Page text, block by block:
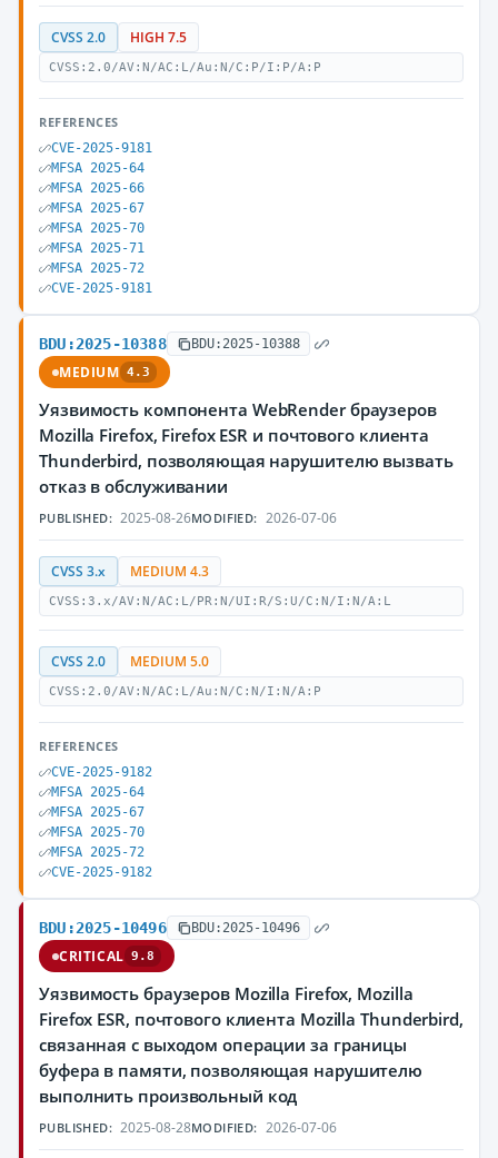
CVSS 2.0 HIGH 7.5
CVSS:2.0/AV:N/AC:L/Au:N/C:P/I:P/A:P
REFERENCES
CVE-2025-9181
MFSA 2025-64
MFSA 2025-66
MFSA 2025-67
MFSA 2025-70
MFSA 2025-71
MFSA 2025-72
CVE-2025-9181
BDU:2025-10388 BDU:2025-10388
MEDIUM 4.3
Уязвимость компонента WebRender браузеров
Mozilla Firefox, Firefox ESR и почтового клиента
Thunderbird, позволяющая нарушителю вызвать
отказ в обслуживании
PUBLISHED: 2025-08-26MODIFIED: 2026-07-06
CVSS 3.x MEDIUM 4.3
CVSS:3.x/AV:N/AC:L/PR:N/UI:R/S:U/C:N/I:N/A:L
CVSS 2.0 MEDIUM 5.0
CVSS:2.0/AV:N/AC:L/Au:N/C:N/I:N/A:P
REFERENCES
CVE-2025-9182
MFSA 2025-64
MFSA 2025-67
MFSA 2025-70
MFSA 2025-72
CVE-2025-9182
BDU:2025-10496 BDU:2025-10496
CRITICAL 9.8
Уязвимость браузеров Mozilla Firefox, Mozilla
Firefox ESR, почтового клиента Mozilla Thunderbird,
связанная с выходом операции за границы
буфера в памяти, позволяющая нарушителю
выполнить произвольный код
PUBLISHED: 2025-08-28MODIFIED: 2026-07-06